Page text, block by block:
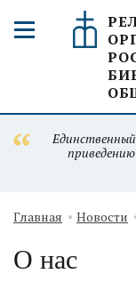
Главная Новости
О нас